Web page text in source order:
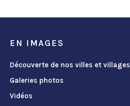
EN IMAGES
Découverte de nos villes et villages
Galeries photos
Vidéos